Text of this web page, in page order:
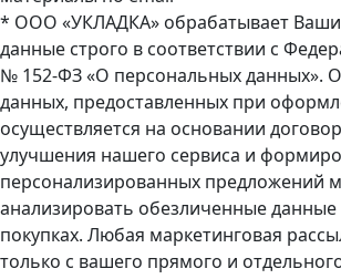
* ООО «УКЛАДКА» обрабатывает
данные строго в соответствии с
№ 152-ФЗ «О персональных данных».
данных, предоставленных при
осуществляется на основании
улучшения нашего сервиса и
персонализированных предложений
анализировать обезличенные
покупках. Любая маркетинговая
только с вашего прямого и